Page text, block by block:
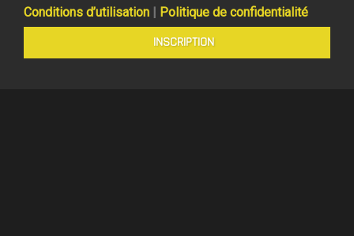
Conditions d’utilisation | Politique de confidentialité
INSCRIPTION